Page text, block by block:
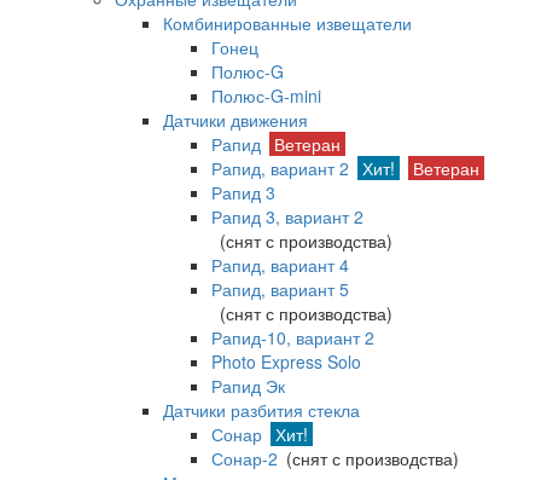
Комбинированные извещатели
Гонец
Полюс-G
Полюс-G-mini
Датчики движения
Рапид Ветеран
Рапид, вариант 2 Хит!
Ветеран
Рапид 3
Рапид 3, вариант 2
(снят с производства)
Рапид, вариант 4
Рапид, вариант 5
(снят с производства)
Рапид-10, вариант 2
Photo Express Solo
Рапид Эк
Датчики разбития стекла
Сонар Хит!
Сонар-2 (снят с производства)